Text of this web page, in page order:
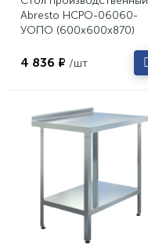
Abresto НСРО-06060-
УОПО (600х600х870)
4 836 ₽ /шт